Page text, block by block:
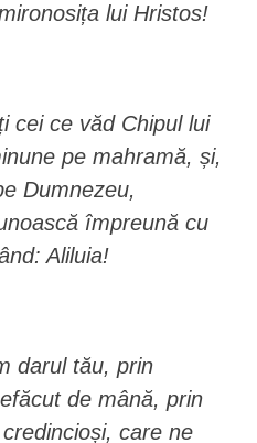
lui Hristos!
cei ce văd Chipul lui
pe mahramă, și,
Dumnezeu,
împreună cu
Aliluia!
darul tău, prin
de mână, prin
care ne